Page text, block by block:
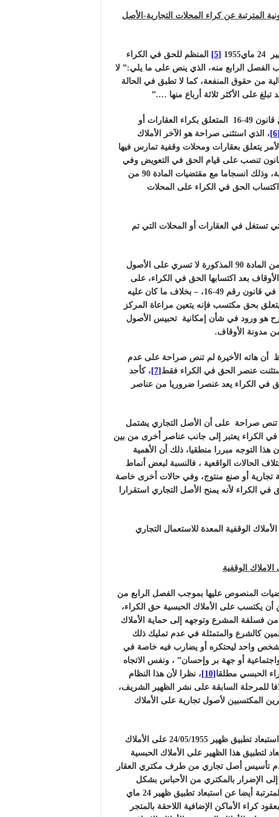
المترتبة عن كراء المحلات التجارية-الأصل
[5]
المنظم للحق في الكراء
الفصل الرابع منه، الذي ينص على ما يلي:” لا
من حقوق المنفعة، كما لا تطبق في الحالة
على الأكثر ثلاثة أرباع منها ….”
المتعلق بكراء العقارات أو
[6]
، الذي استثنى صراحة هو الآخر الأملاك
يتعلق بعقارات ومحلات وقفية تمارس فيها
تنصب على قيام الحق في التعويض وفي
تجديد العقد، وهو ما يتنافى مع خصوصيات كراء الأملاك الوقفية، وذلك انسجاما مع مقتضيات المادة 90 من
الحق في الكراء على المحلات
تستغل في العقارات أو المحلات التي تم
تجدر الإشارة في هذا الصدد إلى أن مقتضى الفقرة الثانية من المادة 90 المذكورة لا تسري على الأصول
بعد اكتسابها الحق في الكراء، على
اعتبار أن هذه الحالة وإن لم يتم تنظيمها في مدونة الأوقاف ولا في قانون رقم 49-16، – بخلاف ما كان عليه
مادام الأمر يتعلق بحق مكتسب فإنه يتعين مراعاة المركز
هو ورود في شأن إمكانية تحبيس الأصول
الأوقاف، نلاحظ أن هاته الأخيرة لم تنص صراحة على عدم
استثنت عنصر الحق في الكراء فقط [7]
، كأحد
في الكراء يعد عنصرا ضروريا من عناصر
مدونة التجارة نجدها تنص صراحة على أن الأصل التجاري يشتمل
الكراء يعتبر إلى جانب عناصر أخرى من بين
أن هذا التوجه مبررا منطقيا، ذلك أن الأهمية
الحالات الواقعية ، فالنسبة لبعض أنماط
تجارية أو صنع منتوج، وفي حالات أخرى خاصة
الكراء لأنه يمنح الأصل التجاري استقرارا
الوقفية المعدة للاستعمال التجاري
الوقفية
المنصوص عليها بموجب الفصل الرابع من
لا يمكن أن يكتسب على الأملاك الحبسية حق الكراء،
من فسلفة المشرع وتوجهه إلى حماية الأملاك
كالشرع والمتمثلة في عدم تمليك ذلك
شخص واحد ليحتكره أو يضارب فيه خاصة في
أو جهة بر وإحسان” ، ونفس الاتجاه
[10]
، نظرا لأن هذا النظام
للمرحلة السابقة على نشر الظهير الشريف،
المكتسبين لأصول تجارية على الأملاك
على الإشكالات التي يثيرها استبعاد تطبيق ظهير 24/05/1955 على الأملاك
لتطبيق هذا الظهير على الأملاك الحبسية
بعدم تأسيس أصل تجاري من طرف مكتري العقار
الإضرار بالمكتري من الأحباس بشكل
سيعود سلبا على الأحباس نفسها، وتابع قائلا ومن الاشكاليات المترتبة أيضا عن استبعاد تطبيق ظهير 24 ماي
كراء الأماكن الإضافية اللاحقة بالمتجر